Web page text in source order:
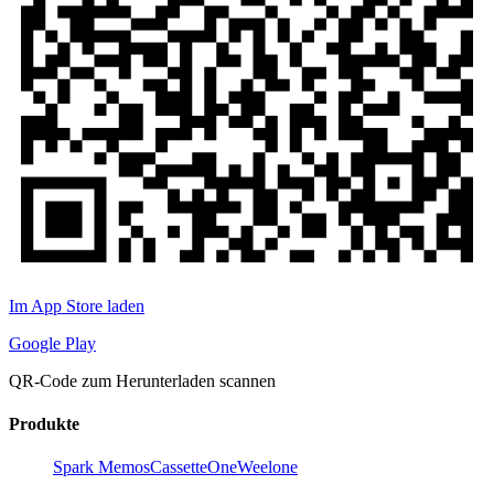
Im App Store laden
Google Play
QR-Code zum Herunterladen scannen
Produkte
Spark MemosCassetteOneWeelone